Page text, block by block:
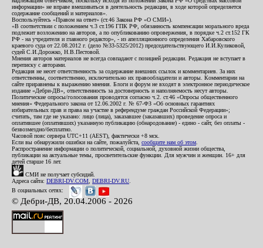
информации» не вправе вмешиваться в деятельность редакции, в ходе которой определяется
содержание сообщений и материалов».
Воспользуйтесь «Правом на ответ» (ст.46 Закона РФ «О СМИ»).
«В соответствии с положением ч.3 ст.196 ГПК РФ, обязанность компенсации морального вреда
подлежит возложению на авторов, а по опубликованию опровержения, в порядке ч.2 ст.152 ГК
РФ - на учредителя и главного редактор», - из апелляционного определения Хабаровского
краевого суда от 22.08.2012 г. (дело №33-5325/2012) председательствующего И.И.Куликовой,
судей С.И.Дорожко, Н.В.Пестовой.
Мнения авторов материалов не всегда совпадают с позицией редакции. Редакция не вступает в
переписку с авторами.
Редакция не несет ответственность за содержание внешних ссылок и комментариев. За них
ответственны, соответственно, исключительно их правообладатели и авторы. Комментарии на
сайте приравнены к выражению мнения. Блоги и форум не входят в электронное периодическое
издание «Дебри-ДВ», ответственность за достоверность и наполняемость несут авторы.
Политические опросы/голосования проводятся согласно ч.2. ст.46 «Опросы общественного
мнения» Федерального закона от 12.06.2002 г. № 67-ФЗ «Об основных гарантиях
избирательных прав и права на участие в референдуме граждан Российской Федерации»;
считать, там где не указано: лицо (лица), заказавшее (заказавших) проведение опроса и
оплатившее (оплативших) указанную публикацию (обнародование) - едино - сайт, без оплаты -
безвозмездно/бесплатно.
Часовой пояс сервера UTC+11 (AEST), фактически +8 мск.
Если вы обнаружили ошибки на сайте, пожалуйста, сообщите нам об этом
Распространение информации о политической, социальной, духовной жизни общества,
публикации на актуальные темы, просветительские функции. Для мужчин и женщин. 16+ для
детей старше 16 лет.
СМИ не получает субсидий.
Адреса сайта: DEBRI-DV.COM DEBRI-DV.RU
В социальных сетях:
© Дебри-ДВ, 20.04.2006 - 2026